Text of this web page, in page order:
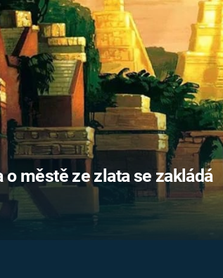
UFO A
MIMOZEMŠŤANÉ
UTAJENÉ PŘÍBĚHY
ČESKÝCH DĚJIN
ALTERNATIVNÍ
HISTORIE
o městě ze zlata se zakládá